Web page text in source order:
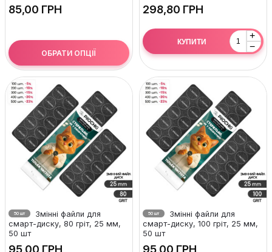
ГРН
ОБРАТИ ОПЦІЇ
ГРН
+
−
КУПИТИ
50 шт
Змінні файли для
смарт-диску, 80 гріт, 25 мм,
50 шт
ГРН
50 шт
Змінні файли для
смарт-диску, 100 гріт, 25 мм,
50 шт
ГРН